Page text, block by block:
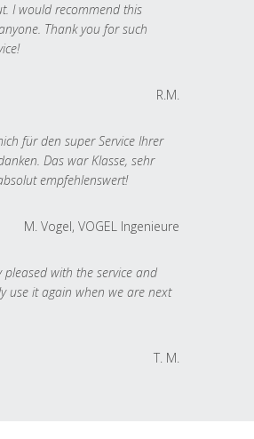
I would recommend this
Thank you for such
R.M.
für den super Service Ihrer
Das war Klasse, sehr
empfehlenswert!
M. Vogel, VOGEL Ingenieure
pleased with the service and
use it again when we are next
T. M.